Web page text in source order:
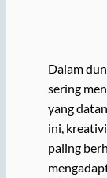
Dalam
sering
yang
ini,
paling